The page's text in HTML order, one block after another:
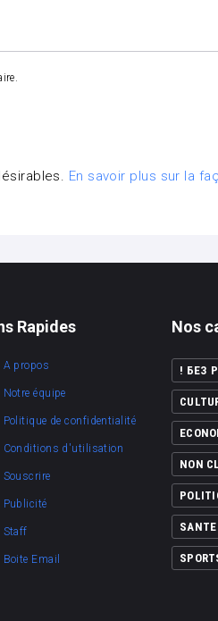
En savoir plus sur la
Rapides
A propos
Notre équipe
Politique de confidentialité
Conditions d'utilisation
Souscrire
Publicité
Staff
Boite Email
Nos
! БЕЗ
NON
SANTE